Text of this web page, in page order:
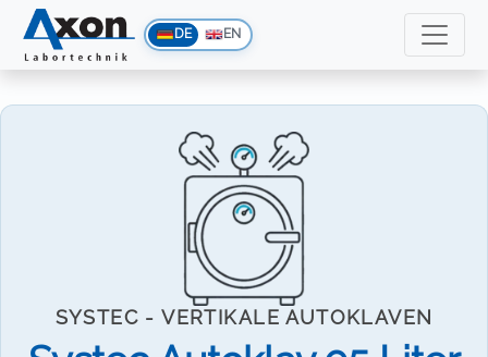
DE EN
SYSTEC - VERTIKALE AUTOKLAVEN